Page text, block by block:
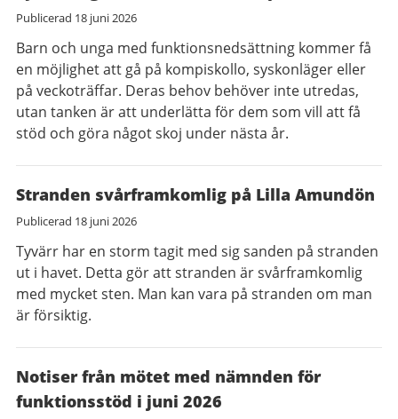
Publicerad 18 juni 2026
Barn och unga med funktionsnedsättning kommer få
en möjlighet att gå på kompiskollo, syskonläger eller
på veckoträffar. Deras behov behöver inte utredas,
utan tanken är att underlätta för dem som vill att få
stöd och göra något skoj under nästa år.
Stranden svårframkomlig på Lilla Amundön
Publicerad 18 juni 2026
Tyvärr har en storm tagit med sig sanden på stranden
ut i havet. Detta gör att stranden är svårframkomlig
med mycket sten. Man kan vara på stranden om man
är försiktig.
Notiser från mötet med nämnden för
funktionsstöd i juni 2026